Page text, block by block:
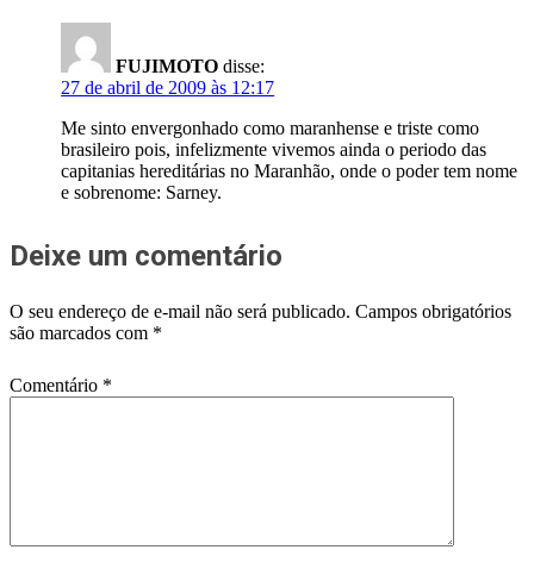
FUJIMOTO disse:
27 de abril de 2009 às 12:17
Me sinto envergonhado como maranhense e triste como
brasileiro pois, infelizmente vivemos ainda o periodo das
capitanias hereditárias no Maranhão, onde o poder tem nome
e sobrenome: Sarney.
Deixe um comentário
O seu endereço de e-mail não será publicado. Campos obrigatórios
são marcados com *
Comentário *